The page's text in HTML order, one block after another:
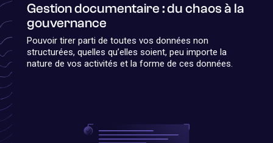
Gestion documentaire : du chaos à la
gouvernance
Pouvoir tirer parti de toutes vos données non
structurées, quelles qu’elles soient, peu importe la
nature de vos activités et la forme de ces données.